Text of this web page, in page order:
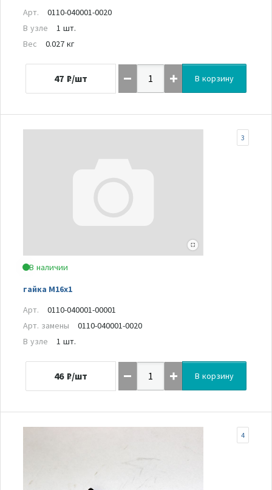
Арт.
0110-040001-0020
В узле
1 шт.
Вес
0.027 кг
47 ₽/шт В корзину
В наличии
гайка M16x1
3
Арт.
0110-040001-00001
Арт. замены
0110-040001-0020
В узле
1 шт.
46 ₽/шт В корзину
4